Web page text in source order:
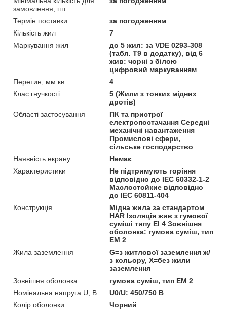
замовлення, шт
Термін поставки
за погодженням
Кількість жил
7
Маркування жил
до 5 жил: за VDE 0293-308
(табл. T9 в додатку), від 6
жив: чорні з білою
цифровий маркуванням
Перетин, мм кв.
4
Клас гнучкості
5 (Жили з тонких мідних
дротів)
Області застосування
ПК та пристрої
електропостачання Середні
механічні навантаження
Промислові сфери,
сільське господарство
Наявність екрану
Немає
Характеристики
Не підтримують горіння
відповідно до IEC 60332-1-2
Маслостойкие відповідно
до IEC 60811-404
Конструкція
Мідна жила за стандартом
HAR Ізоляція жив з гумової
суміші типу EI 4 Зовнішня
оболонка: гумова суміш, тип
EM 2
Жила заземлення
G=з житлової заземлення ж/
з кольору, Х=без жили
заземлення
Зовнішня оболонка
гумова суміш, тип EM 2
Номінальна напруга U, В
U0/U: 450/750 В
Колір оболонки
Чорний